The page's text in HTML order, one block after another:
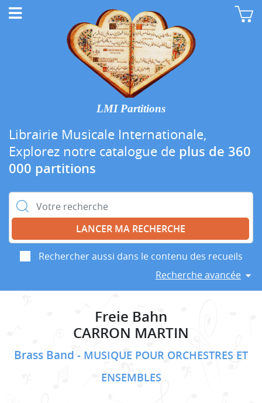
LMI Partitions
Librairie Musicale Internationale,
Explorez notre catalogue de plus de 360
000 partitions
Rechercher :
Rechercher aussi dans le contenu des recueils
Recherche avancée
Freie Bahn
CARRON MARTIN
Brass Band
MUSIQUE POUR ORCHESTRES ET
ENSEMBLES